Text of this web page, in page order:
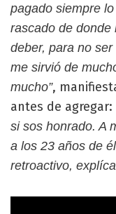
pagado siempre
rascado de donde
deber, para no
me sirvió de
mucho”,
antes de agregar:
si sos honrado. A
a los 23 años de
retroactivo,